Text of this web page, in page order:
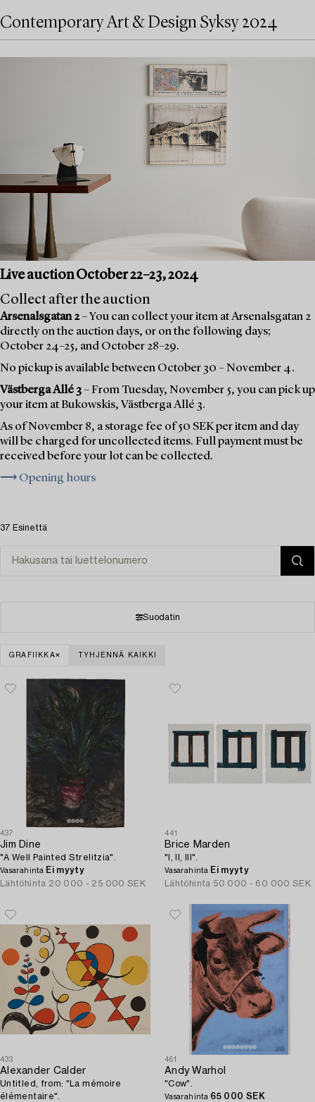
Contemporary Art & Design Syksy 2024
Live auction October 22–23, 2024
Collect after the auction
Arsenalsgatan 2– You can collect your item at Arsenalsgatan 2
directly on the auction days, or on the following days;
October 24–25, and October 28–29.
No pickup is available between October 30 – November 4.
Västberga Allé 3– From Tuesday, November 5, you can pick up
your item at Bukowskis, Västberga Allé 3.
As of November 8, a storage fee of 50 SEK per item and day
will be charged for uncollected items. Full payment must be
received before your lot can be collected.
⟶ Opening hours
37 Esinettä
Suodatin
GRAFIIKKA TYHJENNÄ KAIKKI
437
Jim Dine
"A Well Painted Strelitzia".
Vasarahinta Ei myyty
Lähtöhinta 20 000 - 25 000 SEK
441
Brice Marden
"I, II, III".
Vasarahinta Ei myyty
Lähtöhinta 50 000 - 60 000 SEK
433
Alexander Calder
Untitled, from: "La mémoire
élémentaire".
461
Andy Warhol
"Cow".
Vasarahinta 65 000 SEK